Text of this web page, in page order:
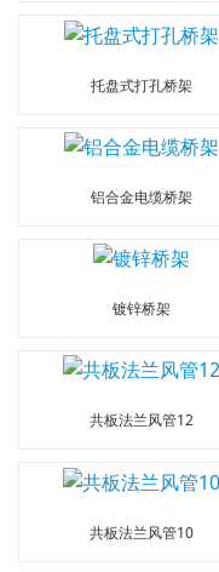
托盘式打孔桥架
铝合金电缆桥架
镀锌桥架
共板法兰风管12
共板法兰风管10